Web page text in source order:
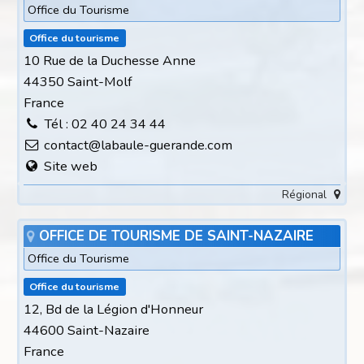
Office du Tourisme
Office du tourisme
10 Rue de la Duchesse Anne
44350 Saint-Molf
France
Tél : 02 40 24 34 44
contact@labaule-guerande.com
Site web
Régional
OFFICE DE TOURISME DE SAINT-NAZAIRE
Office du Tourisme
Office du tourisme
12, Bd de la Légion d'Honneur
44600 Saint-Nazaire
France